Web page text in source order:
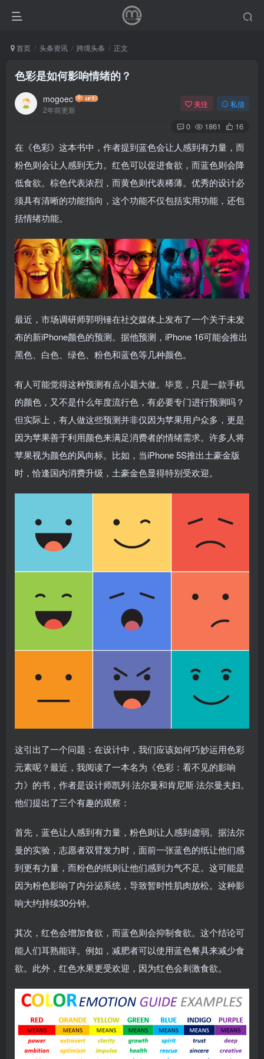
首页 头条资讯 跨境头条 正文
色彩是如何影响情绪的？
mogoec
2年前更新
关注 私信
0 1861 16
在《色彩》这本书中，作者提到蓝色会让人感到有力量，而
粉色则会让人感到无力。红色可以促进食欲，而蓝色则会降
低食欲。棕色代表浓烈，而黄色则代表稀薄。优秀的设计必
须具有清晰的功能指向，这个功能不仅包括实用功能，还包
括情绪功能。
最近，市场调研师郭明锤在社交媒体上发布了一个关于未发
布的新iPhone颜色的预测。据他预测，iPhone 16可能会推出
黑色、白色、绿色、粉色和蓝色等几种颜色。
有人可能觉得这种预测有点小题大做。毕竟，只是一款手机
的颜色，又不是什么年度流行色，有必要专门进行预测吗？
但实际上，有人做这些预测并非仅因为苹果用户众多，更是
因为苹果善于利用颜色来满足消费者的情绪需求。许多人将
苹果视为颜色的风向标。比如，当iPhone 5S推出土豪金版
时，恰逢国内消费升级，土豪金色显得特别受欢迎。
这引出了一个问题：在设计中，我们应该如何巧妙运用色彩
元素呢？最近，我阅读了一本名为《色彩：看不见的影响
力》的书，作者是设计师凯列·法尔曼和肯尼斯·法尔曼夫妇。
他们提出了三个有趣的观察：
首先，蓝色让人感到有力量，粉色则让人感到虚弱。据法尔
曼的实验，志愿者双臂发力时，面前一张蓝色的纸让他们感
到更有力量，而粉色的纸则让他们感到力气不足。这可能是
因为粉色影响了内分泌系统，导致暂时性肌肉放松。这种影
响大约持续30分钟。
其次，红色会增加食欲，而蓝色则会抑制食欲。这个结论可
能人们耳熟能详。例如，减肥者可以使用蓝色餐具来减少食
欲。此外，红色水果更受欢迎，因为红色会刺激食欲。